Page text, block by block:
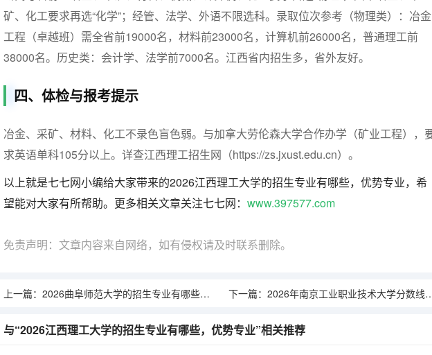
矿、化工要求再选“化学”；经管、法学、外语不限选科。录取位次参考（物理类）：冶金
工程（卓越班）需全省前19000名，材料前23000名，计算机前26000名，普通理工前
38000名。历史类：会计学、法学前7000名。江西省内招生多，省外友好。
四、体检与报考提示
冶金、采矿、材料、化工不录色盲色弱。与加拿大劳伦森大学合作办学（矿业工程），
求英语单科105分以上。详查江西理工招生网（https://zs.jxust.edu.cn）。
以上就是七七网小编给大家带来的2026江西理工大学的招生专业有哪些，优势专业，希
望能对大家有所帮助。更多相关文章关注七七网： www.397577.com
免责声明：文章内容来自网络，如有侵权请及时联系删除。
上一篇： 2026曲阜师范大学的招生专业有哪些，优势专业 下一篇： 2026年南京工业职业技术大学分数线预测及往年分数参考
与“2026江西理工大学的招生专业有哪些，优势专业”相关推荐